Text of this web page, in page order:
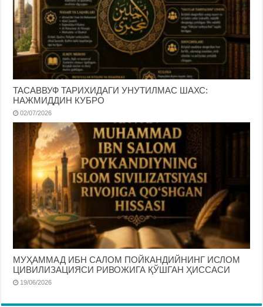
ТАСАВВУФ ТАРИХИДАГИ УНУТИЛМАС ШАХС:
НАЖМИДДИН КУБРО
02/07/2026
МУҲАММАД ИБН САЛОМ ПОЙКАНДИЙНИНГ ИСЛОМ
ЦИВИЛИЗАЦИЯСИ РИВОЖИГА ҚЎШГАН ҲИССАСИ
19/06/2026